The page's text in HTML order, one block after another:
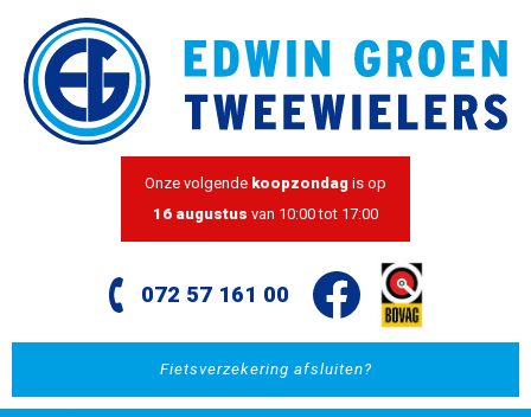
Onze volgende koopzondag is op
16 augustus van 10:00 tot 17:00
Fietsverzekering afsluiten?
072 57 161 00